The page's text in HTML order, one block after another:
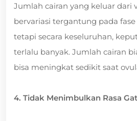
Jumlah cairan yang keluar dari
bervariasi tergantung pada
tetapi secara keseluruhan,
terlalu banyak. Jumlah cairan
bisa meningkat sedikit saat
4. Tidak Menimbulkan Rasa